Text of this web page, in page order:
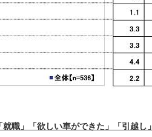
」「欲しい車ができた」「引越し」